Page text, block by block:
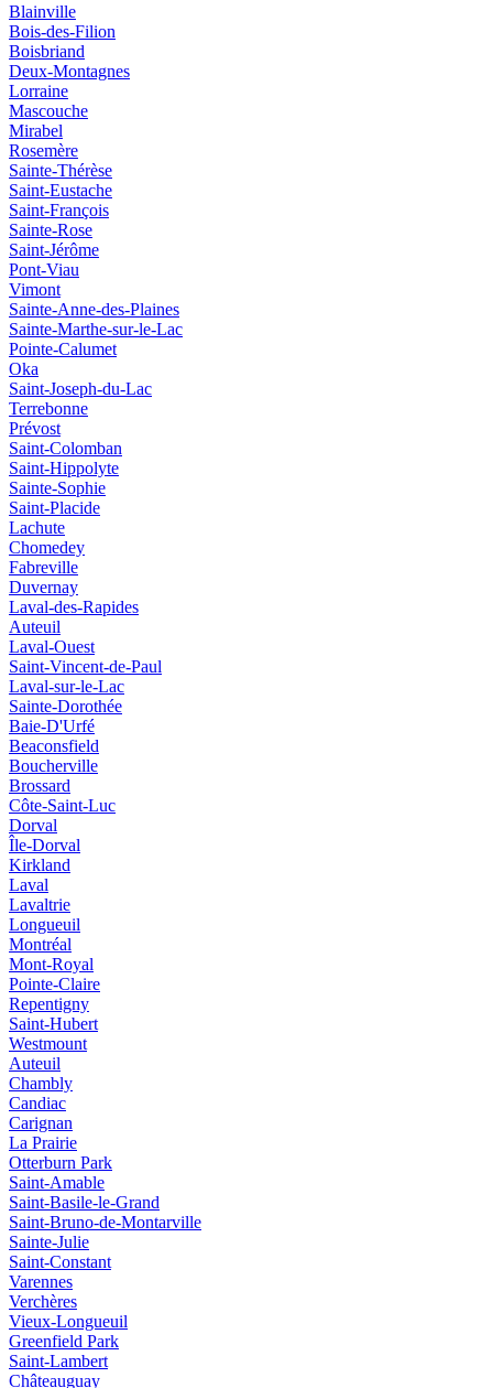
Blainville
Bois-des-Filion
Boisbriand
Deux-Montagnes
Lorraine
Mascouche
Mirabel
Rosemère
Sainte-Thérèse
Saint-Eustache
Saint-François
Sainte-Rose
Saint-Jérôme
Pont-Viau
Vimont
Sainte-Anne-des-Plaines
Sainte-Marthe-sur-le-Lac
Pointe-Calumet
Oka
Saint-Joseph-du-Lac
Terrebonne
Prévost
Saint-Colomban
Saint-Hippolyte
Sainte-Sophie
Saint-Placide
Lachute
Chomedey
Fabreville
Duvernay
Laval-des-Rapides
Auteuil
Laval-Ouest
Saint-Vincent-de-Paul
Laval-sur-le-Lac
Sainte-Dorothée
Baie-D'Urfé
Beaconsfield
Boucherville
Brossard
Côte-Saint-Luc
Dorval
Île-Dorval
Kirkland
Laval
Lavaltrie
Longueuil
Montréal
Mont-Royal
Pointe-Claire
Repentigny
Saint-Hubert
Westmount
Auteuil
Chambly
Candiac
Carignan
La Prairie
Otterburn Park
Saint-Amable
Saint-Basile-le-Grand
Saint-Bruno-de-Montarville
Sainte-Julie
Saint-Constant
Varennes
Verchères
Vieux‑Longueuil
Greenfield Park
Saint‑Lambert
Châteauguay